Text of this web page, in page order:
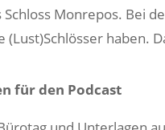
Schloss Monrepos. Bei
(Lust)Schlösser haben.
für den Podcast